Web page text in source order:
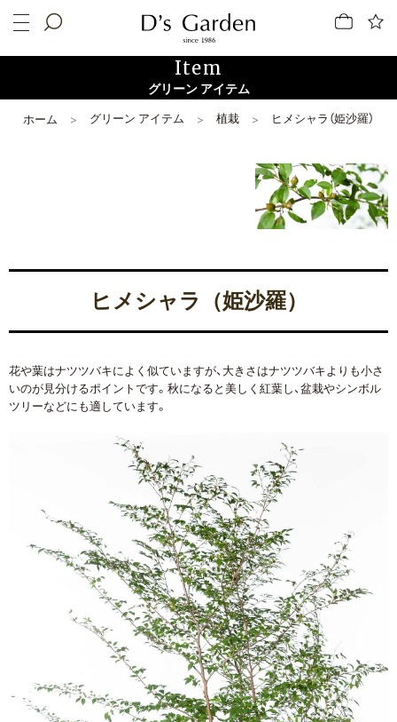
Item
グリーン アイテム
ホーム グリーン アイテム 植栽 ヒメシャラ（姫沙羅）
ヒメシャラ（姫沙羅）
花や葉はナツツバキによく似ていますが、大きさはナツツバキよりも小さ
いのが見分けるポイントです。秋になると美しく紅葉し、盆栽やシンボル
ツリーなどにも適しています。